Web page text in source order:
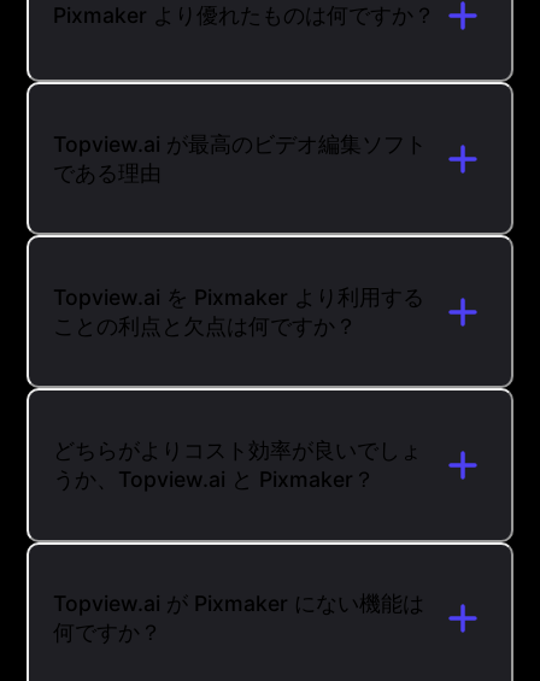
Pixmaker より優れたものは何ですか？
Topview.ai が最高のビデオ編集ソフト
である理由
Topview.ai を Pixmaker より利用する
ことの利点と欠点は何ですか？
どちらがよりコスト効率が良いでしょ
うか、Topview.ai と Pixmaker？
Topview.ai が Pixmaker にない機能は
何ですか？